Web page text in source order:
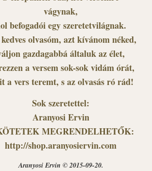
vágynak,
befogadói egy szeretetvilágnak.
olvasóm, azt kívánom néked,
gazdagabbá általuk az élet,
a versem sok-sok vidám órát,
a vers teremt, s az olvasás ró rád!
Sok szeretettel:
Aranyosi Ervin
MEGRENDELHETŐK:
http://shop.aranyosiervin.com
Aranyosi Ervin © 2015-09-20.